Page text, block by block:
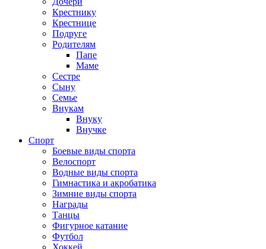
Крестнику
Крестнице
Подруге
Родителям
Папе
Маме
Сестре
Сыну
Семье
Внукам
Внуку
Внучке
Спорт
Боевые виды спорта
Велоспорт
Водные виды спорта
Гимнастика и акробатика
Зимние виды спорта
Награды
Танцы
Фигурное катание
Футбол
Хоккей